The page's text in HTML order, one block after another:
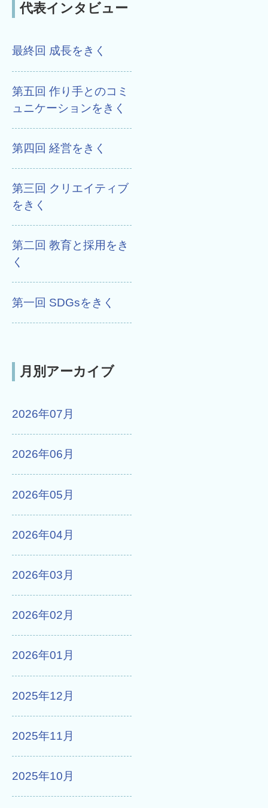
代表インタビュー
最終回 成長をきく
第五回 作り手とのコミ
ュニケーションをきく
第四回 経営をきく
第三回 クリエイティブ
をきく
第二回 教育と採用をき
く
第一回 SDGsをきく
月別アーカイブ
2026年07月
2026年06月
2026年05月
2026年04月
2026年03月
2026年02月
2026年01月
2025年12月
2025年11月
2025年10月